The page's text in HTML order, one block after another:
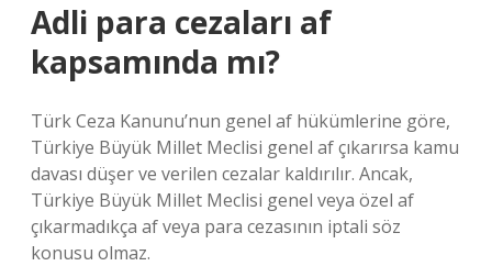
Adli para cezaları af
kapsamında mı?
Türk Ceza Kanunu’nun genel af hükümlerine göre,
Türkiye Büyük Millet Meclisi genel af çıkarırsa kamu
davası düşer ve verilen cezalar kaldırılır. Ancak,
Türkiye Büyük Millet Meclisi genel veya özel af
çıkarmadıkça af veya para cezasının iptali söz
konusu olmaz.